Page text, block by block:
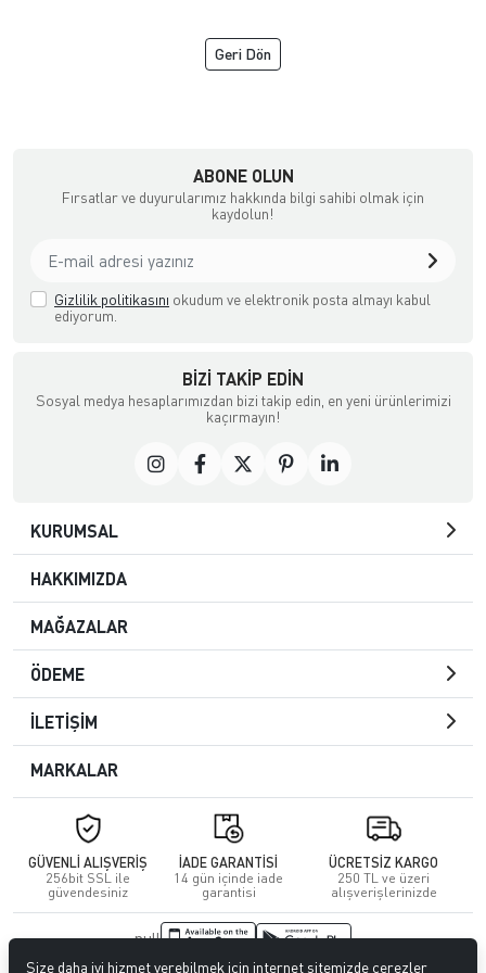
Geri Dön
ABONE OLUN
Fırsatlar ve duyurularımız hakkında bilgi sahibi olmak için
kaydolun!
Gizlilik politikasını okudum ve elektronik posta almayı kabul
ediyorum.
BIZI TAKIP EDIN
Sosyal medya hesaplarımızdan bizi takip edin, en yeni ürünlerimizi
kaçırmayın!
KURUMSAL
HAKKIMIZDA
MAĞAZALAR
ÖDEME
İLETİŞİM
MARKALAR
GÜVENLİ ALIŞVERİŞ
256bit SSL ile
güvendesiniz
İADE GARANTİSİ
14 gün içinde iade
garantisi
ÜCRETSİZ KARGO
250 TL ve üzeri
alışverişlerinizde
null
Size daha iyi hizmet verebilmek için internet sitemizde çerezler